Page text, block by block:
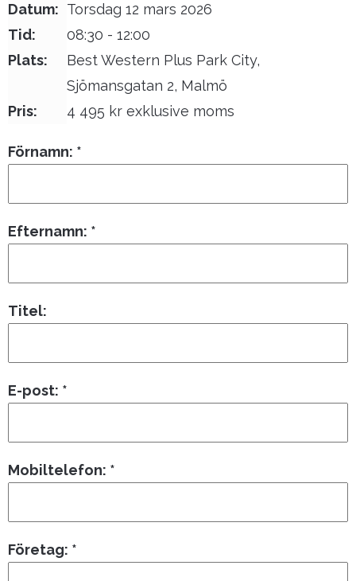
Datum: Torsdag 12 mars 2026
Tid:
08:30 - 12:00
Plats:
Best Western Plus Park City,
Sjömansgatan 2, Malmö
Pris:
4 495 kr exklusive moms
Förnamn: *
Efternamn: *
Titel:
E-post: *
Mobiltelefon: *
Företag: *